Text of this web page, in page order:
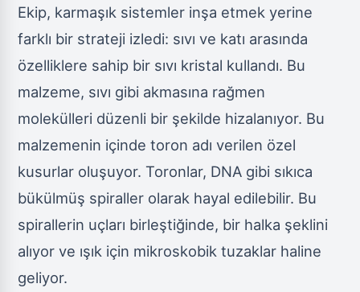
Ekip, karmaşık sistemler inşa etmek yerine
farklı bir strateji izledi: sıvı ve katı arasında
özelliklere sahip bir sıvı kristal kullandı. Bu
malzeme, sıvı gibi akmasına rağmen
molekülleri düzenli bir şekilde hizalanıyor. Bu
malzemenin içinde toron adı verilen özel
kusurlar oluşuyor. Toronlar, DNA gibi sıkıca
bükülmüş spiraller olarak hayal edilebilir. Bu
spirallerin uçları birleştiğinde, bir halka şeklini
alıyor ve ışık için mikroskobik tuzaklar haline
geliyor.